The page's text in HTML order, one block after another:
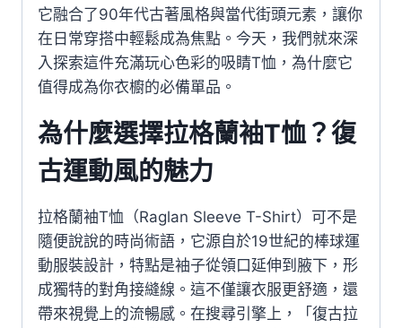
它融合了90年代古著風格與當代街頭元素，讓你
在日常穿搭中輕鬆成為焦點。今天，我們就來深
入探索這件充滿玩心色彩的吸睛T恤，為什麼它
值得成為你衣櫥的必備單品。
為什麼選擇拉格蘭袖T恤？復
古運動風的魅力
拉格蘭袖T恤（Raglan Sleeve T-Shirt）可不是
隨便說說的時尚術語，它源自於19世紀的棒球運
動服裝設計，特點是袖子從領口延伸到腋下，形
成獨特的對角接縫線。這不僅讓衣服更舒適，還
帶來視覺上的流暢感。在搜尋引擎上，「復古拉